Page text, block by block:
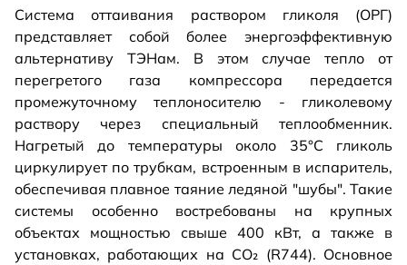
Система оттаивания раствором гликоля (ОРГ)
представляет собой более энергоэффективную
альтернативу ТЭНам. В этом случае тепло от
перегретого газа компрессора передается
промежуточному теплоносителю - гликолевому
раствору через специальный теплообменник.
Нагретый до температуры около 35°C гликоль
циркулирует по трубкам, встроенным в испаритель,
обеспечивая плавное таяние ледяной "шубы". Такие
системы особенно востребованы на крупных
объектах мощностью свыше 400 кВт, а также в
установках, работающих на CO₂ (R744). Основное